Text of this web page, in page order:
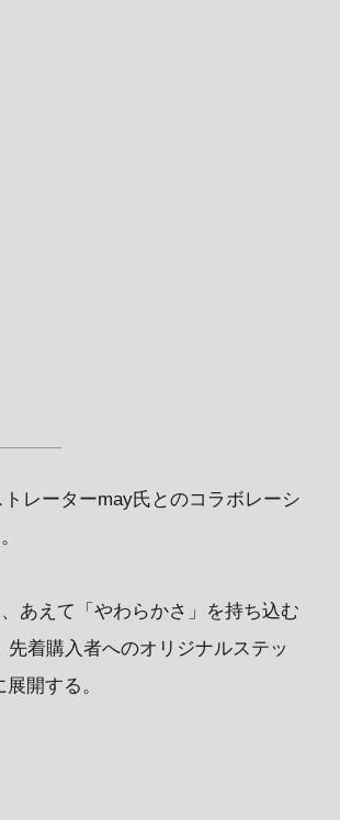
トレーターmay氏とのコラボレーシ
あえて「やわらかさ」を持ち込む
着購入者へのオリジナルステッ
開する。